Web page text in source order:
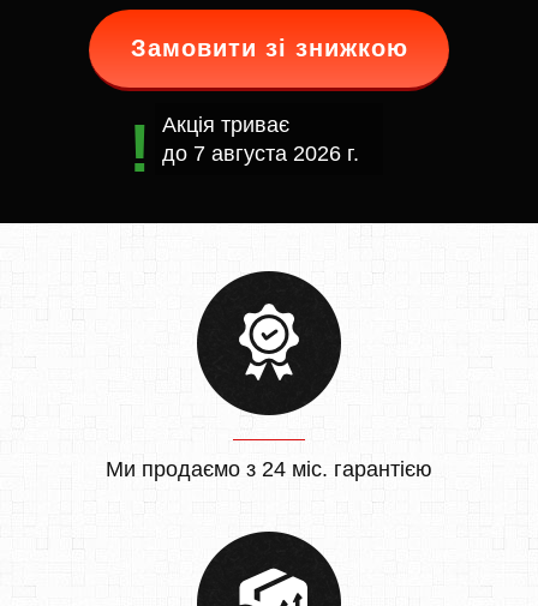
Замовити зі знижкою
Акція триває
до 7 августа 2026 г.
Ми продаємо з 24 міс. гарантією